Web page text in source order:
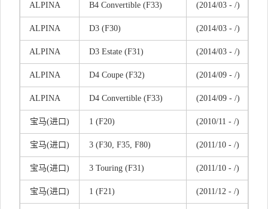
ALPINA B4 Convertible (F33) (2014/03 - /)
ALPINA D3 (F30) (2014/03 - /)
ALPINA D3 Estate (F31) (2014/03 - /)
ALPINA D4 Coupe (F32) (2014/09 - /)
ALPINA D4 Convertible (F33) (2014/09 - /)
宝马(进口) 1 (F20) (2010/11 - /)
宝马(进口) 3 (F30, F35, F80) (2011/10 - /)
宝马(进口) 3 Touring (F31) (2011/10 - /)
宝马(进口) 1 (F21) (2011/12 - /)